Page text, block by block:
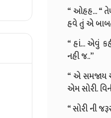
“ ઓહહ... “
હવે તું એ બાબતે
“ હાં... એવું
નહી જ..”
“ એ સમજાય
એમ સોરી.
“ સોરી ની